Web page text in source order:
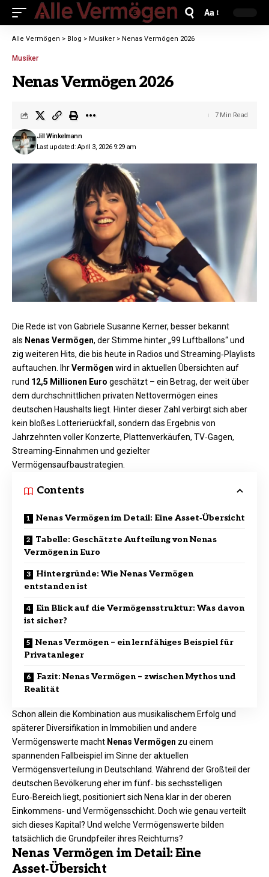
Aa
Alle Vermögen > Blog > Musiker > Nenas Vermögen 2026
Musiker
Nenas Vermögen 2026
Last updated: April 3, 2026 9:29 am
Jill Winkelmann
7 Min Read
Die Rede ist von Gabriele Susanne Kerner, besser bekannt
als Nenas Vermögen, der Stimme hinter „99 Luftballons“ und
zig weiteren Hits, die bis heute in Radios und Streaming‑Playlists
auftauchen. IhrVermögen wird in aktuellen Übersichten auf
rund 12,5 Millionen Euro geschätzt – ein Betrag, der weit über
dem durchschnittlichen privaten Nettovermögen eines
deutschen Haushalts liegt. Hinter dieser Zahl verbirgt sich aber
kein bloßes Lotterierückfall, sondern das Ergebnis von
Jahrzehnten voller Konzerte, Plattenverkäufen, TV‑Gagen,
Streaming‑Einnahmen und gezielter
Vermögensaufbaustrategien.
Contents
Nenas Vermögen im Detail: Eine Asset‑Übersicht
Tabelle: Geschätzte Aufteilung von Nenas
Vermögen in Euro
Hintergründe: Wie Nenas Vermögen
entstanden ist
Ein Blick auf die Vermögensstruktur: Was davon
ist sicher?
Nenas Vermögen – ein lernfähiges Beispiel für
Privatanleger
Fazit: Nenas Vermögen – zwischen Mythos und
Realität
Schon allein die Kombination aus musikalischem Erfolg und
späterer Diversifikation in Immobilien und andere
Vermögenswerte macht Nenas Vermögen zu einem
spannenden Fallbeispiel im Sinne der aktuellen
Vermögensverteilung in Deutschland. Während der Großteil der
deutschen Bevölkerung eher im fünf‑ bis sechsstelligen
Euro‑Bereich liegt, positioniert sich Nena klar in der oberen
Einkommens‑ und Vermögensschicht. Doch wie genau verteilt
sich dieses Kapital? Und welche Vermögenswerte bilden
tatsächlich die Grundpfeiler ihres Reichtums?
Nenas Vermögen im Detail: Eine
Asset‑Übersicht